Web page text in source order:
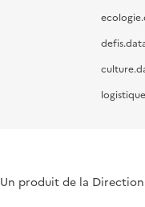
Un produit de la